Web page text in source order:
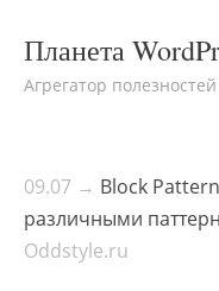
Планета
Агрегатор
09.07 → Block
различными
Oddstyle.ru